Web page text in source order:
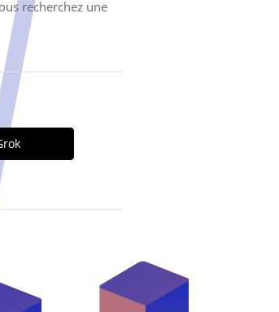
recherchez une